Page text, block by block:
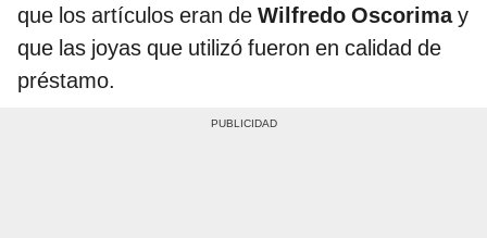
que los artículos eran de Wilfredo Oscorimay
que las joyas que utilizó fueron en calidad de
préstamo.